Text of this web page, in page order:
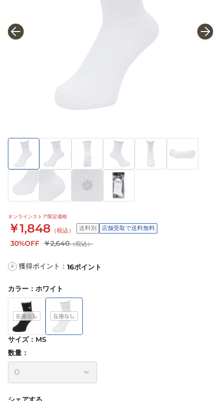
オンラインストア限定価格
￥1,848 （税込） 送料別 店舗受取で送料無料
30%OFF ￥2,640（税込）
P 獲得ポイント： 16ポイント
カラー ： ホワイト
サイズ： MS
数量：